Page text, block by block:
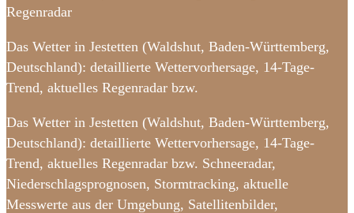
Regenradar
Das Wetter in Jestetten (Waldshut, Baden-Württemberg,
Deutschland): detaillierte Wettervorhersage, 14-Tage-
Trend, aktuelles Regenradar bzw.
Das Wetter in Jestetten (Waldshut, Baden-Württemberg,
Deutschland): detaillierte Wettervorhersage, 14-Tage-
Trend, aktuelles Regenradar bzw. Schneeradar,
Niederschlagsprognosen, Stormtracking, aktuelle
Messwerte aus der Umgebung, Satellitenbilder,